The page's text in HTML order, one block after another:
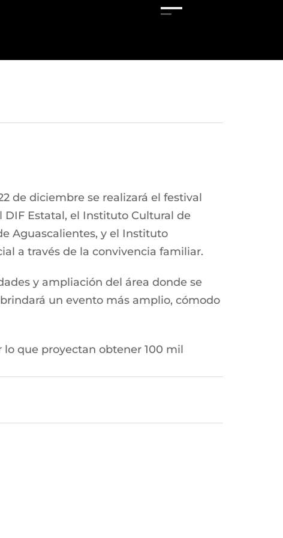
de diciembre se realizará el festival
DIF Estatal, el Instituto Cultural de
Aguascalientes, y el Instituto
a través de la convivencia familiar.
y ampliación del área donde se
un evento más amplio, cómodo
lo que proyectan obtener 100 mil